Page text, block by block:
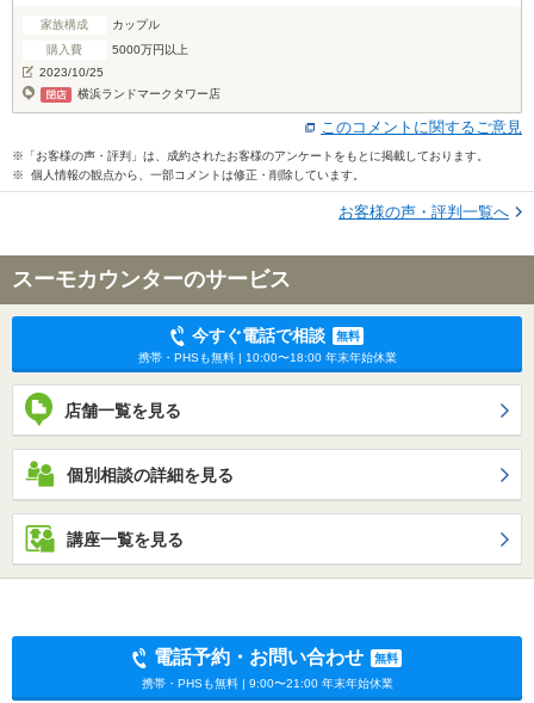
家族構成
カップル
購入費
5000万円以上
2023/10/25
横浜ランドマークタワー店
このコメントに関するご意見
※「お客様の声・評判」は、成約されたお客様のアンケートをもとに掲載しております。
※ 個人情報の観点から、一部コメントは修正・削除しています。
お客様の声・評判一覧へ
スーモカウンターのサービス
今すぐ電話で相談
無料
携帯・PHSも無料 | 10:00〜18:00 年末年始休業
店舗一覧を見る
個別相談の詳細を見る
講座一覧を見る
電話予約・お問い合わせ
無料
携帯・PHSも無料 | 9:00〜21:00 年末年始休業